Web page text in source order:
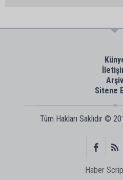
Arşiv
Sitene
Tüm Hakları Saklıdır ©
Haber